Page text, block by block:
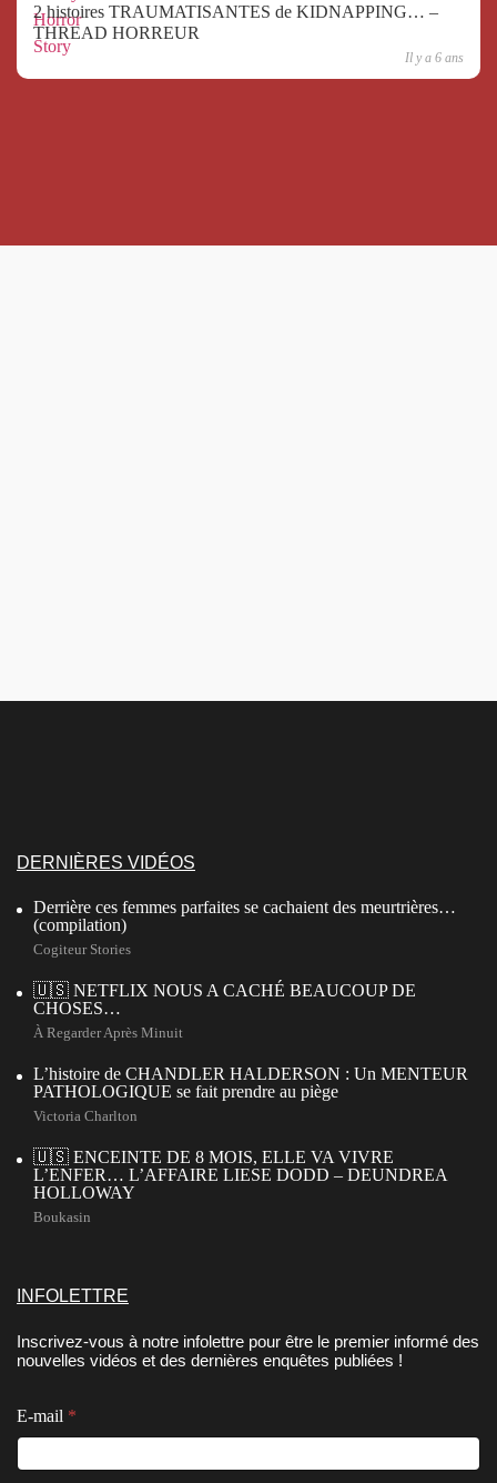
2 histoires TRAUMATISANTES de KIDNAPPING… –
THREAD HORREUR
Il y a 6 ans
DERNIÈRES VIDÉOS
Derrière ces femmes parfaites se cachaient des meurtrières…
(compilation)
Cogiteur Stories
🇺🇸 NETFLIX NOUS A CACHÉ BEAUCOUP DE
CHOSES…
À Regarder Après Minuit
L’histoire de CHANDLER HALDERSON : Un MENTEUR
PATHOLOGIQUE se fait prendre au piège
Victoria Charlton
🇺🇸 ENCEINTE DE 8 MOIS, ELLE VA VIVRE
L’ENFER… L’AFFAIRE LIESE DODD – DEUNDREA
HOLLOWAY
Boukasin
INFOLETTRE
Inscrivez-vous à notre infolettre pour être le premier informé des
nouvelles vidéos et des dernières enquêtes publiées !
*
E
m
C
o
s
E-mail *